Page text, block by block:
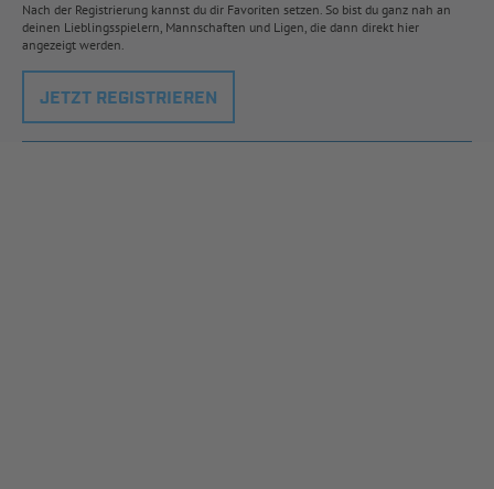
Nach der Registrierung kannst du dir Favoriten setzen. So bist du ganz nah an
deinen Lieblingsspielern, Mannschaften und Ligen, die dann direkt hier
angezeigt werden.
JETZT REGISTRIEREN